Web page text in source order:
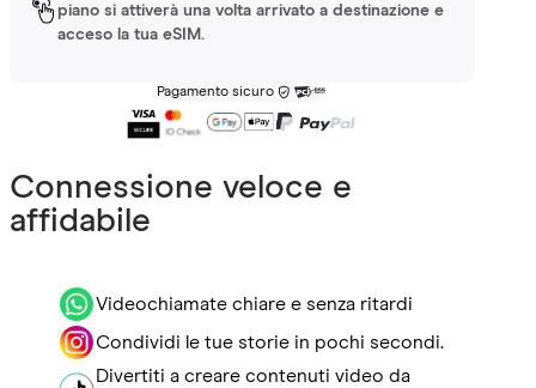
piano si attiverà una volta arrivato a destinazione e
acceso la tua eSIM.
Pagamento sicuro
Connessione veloce e
affidabile
Videochiamate chiare e senza ritardi
Condividi le tue storie in pochi secondi.
Divertiti a creare contenuti video da